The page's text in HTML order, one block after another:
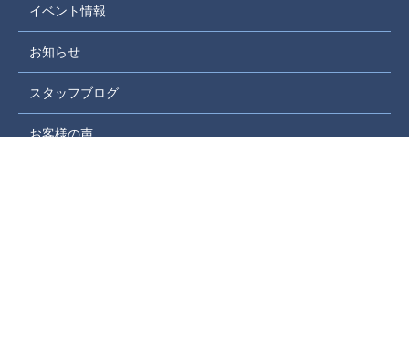
イベント情報
お知らせ
スタッフブログ
お客様の声